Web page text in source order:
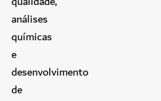
análises
químicas
e
desenvolvimento
de